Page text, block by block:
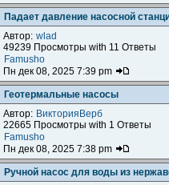
Падает давление насосной
Автор: wlad
49239 Просмотры with 11 Ответы
Famusho
Пн дек 08, 2025 7:39 pm
Геотермальные насосы
Автор: ВикторияВерб
22665 Просмотры with 1 Ответы
Famusho
Пн дек 08, 2025 7:38 pm
Ручной насос для воды из